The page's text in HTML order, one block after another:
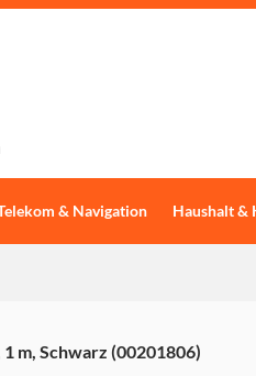
& Navigation Haushalt &
m, Schwarz (00201806)